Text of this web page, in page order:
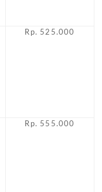
Rp. 525.000
Rp. 555.000